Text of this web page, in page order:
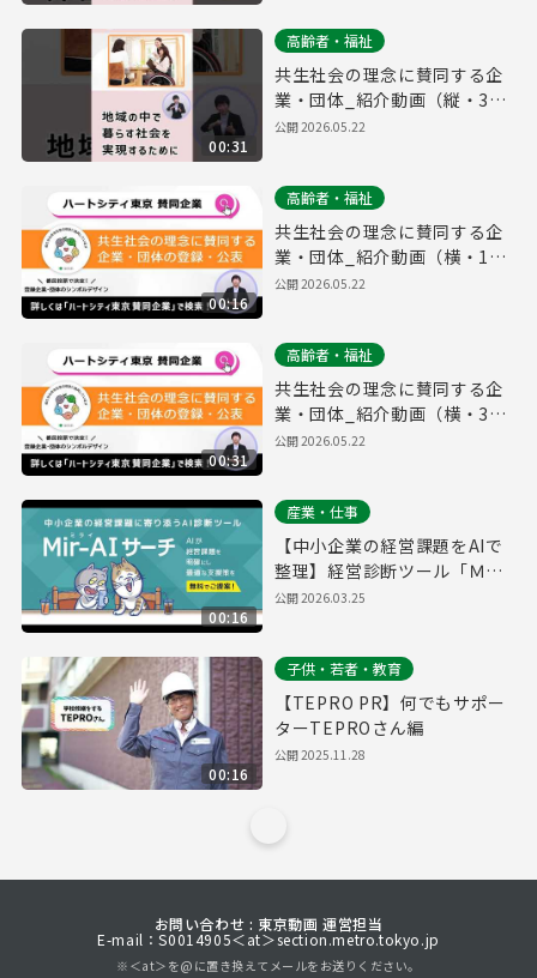
00:31
高齢者・福祉
共生社会の理念に賛同する企
業・団体_紹介動画（縦・30
秒ver.）
公開2026.05.22
00:16
高齢者・福祉
共生社会の理念に賛同する企
業・団体_紹介動画（横・15
秒ver.）
公開2026.05.22
00:31
高齢者・福祉
共生社会の理念に賛同する企
業・団体_紹介動画（横・30
秒ver.）
公開2026.05.22
00:16
産業・仕事
【中小企業の経営課題をAIで
整理】経営診断ツール「Ｍｉ
ｒ－ＡＩ（ミライ） サーチ」
公開2026.03.25
00:16
子供・若者・教育
【TEPRO PR】何でもサポー
ターTEPROさん編
公開2025.11.28
お問い合わせ : 東京動画 運営担当
E-mail：S0014905＜at＞section.metro.tokyo.jp
※＜at＞を@に置き換えてメールをお送りください。